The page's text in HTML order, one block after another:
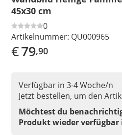
45x30 cm
0
Artikelnummer: QU000965
€79,90
Verfügbar in 3-4 Woche/n
Jetzt bestellen, um den
Möchtest du
Produkt wieder verfügbar